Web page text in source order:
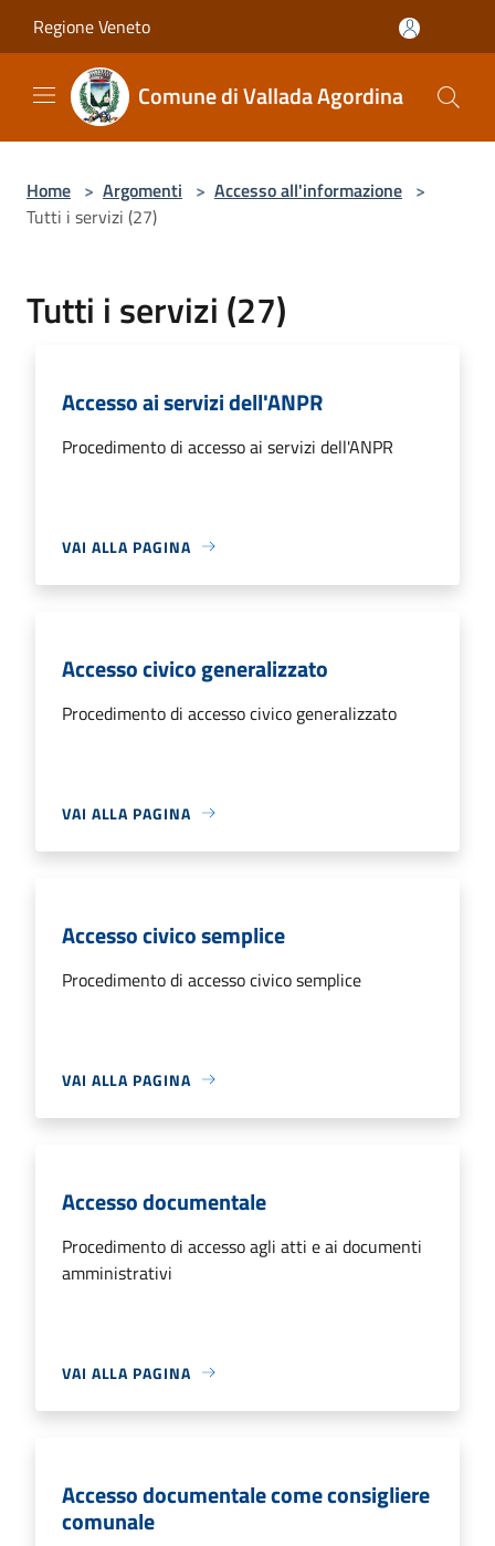
Regione Veneto
Comune di Vallada Agordina
Home > Argomenti > Accesso all'informazione >
Tutti i servizi (27)
Tutti i servizi (27)
Accesso ai servizi dell'ANPR
Procedimento di accesso ai servizi dell'ANPR
VAI ALLA PAGINA
Accesso civico generalizzato
Procedimento di accesso civico generalizzato
VAI ALLA PAGINA
Accesso civico semplice
Procedimento di accesso civico semplice
VAI ALLA PAGINA
Accesso documentale
Procedimento di accesso agli atti e ai documenti
amministrativi
VAI ALLA PAGINA
Accesso documentale come consigliere
comunale